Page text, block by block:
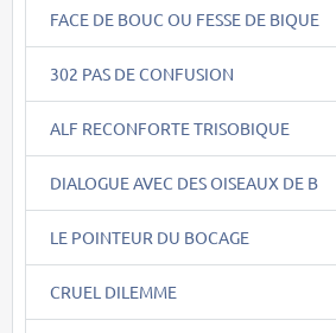
FACE DE BOUC OU FESSE DE BIQUE
302 PAS DE CONFUSION
ALF RECONFORTE TRISOBIQUE
DIALOGUE AVEC DES OISEAUX DE B
LE POINTEUR DU BOCAGE
CRUEL DILEMME